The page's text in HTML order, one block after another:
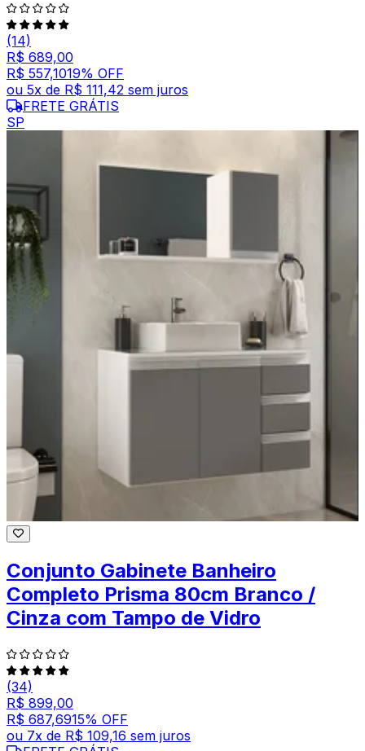
(14)
R$ 689,00
R$ 557,1019% OFF
ou 5x de R$ 111,42 sem juros
FRETE GRÁTIS
SP
Conjunto Gabinete Banheiro
Completo Prisma 80cm Branco /
Cinza com Tampo de Vidro
(34)
R$ 899,00
R$ 687,6915% OFF
ou 7x de R$ 109,16 sem juros